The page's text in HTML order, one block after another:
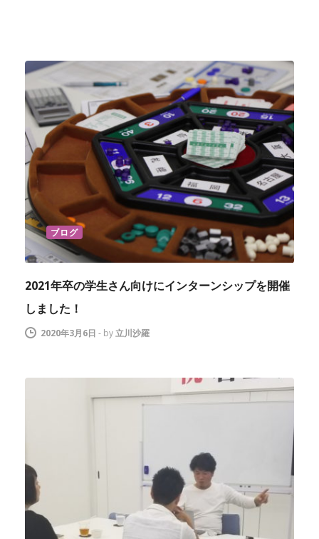
ブログ
2021年卒の学生さん向けにインターンシップを開催
しました！
2020年3月6日 - by立川沙羅